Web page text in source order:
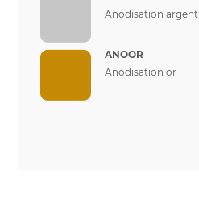
Anodisation argent
ANOOR
Anodisation or